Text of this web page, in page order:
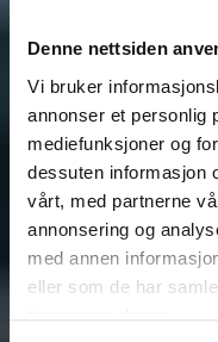
Denne nettsiden
Vi bruker
annonser et personlig
mediefunksjoner og
dessuten informasjon
vårt, med partnerne
annonsering og
med annen
eller som de har
tjenestene deres.